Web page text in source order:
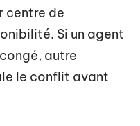
centre de
Si un agent
autre
le conflit avant